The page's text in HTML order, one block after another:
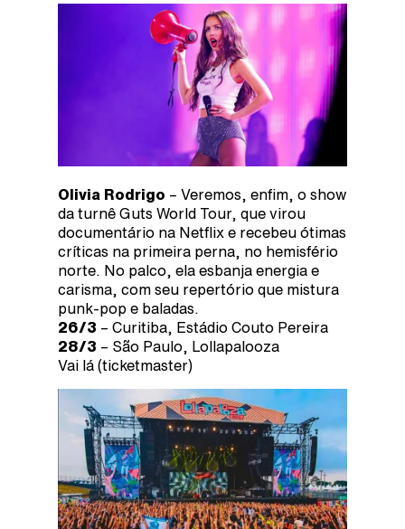
Olivia Rodrigo – Veremos, enfim, o show
da turnê Guts World Tour, que virou
documentário na Netflix e recebeu ótimas
críticas na primeira perna, no hemisfério
norte. No palco, ela esbanja energia e
carisma, com seu repertório que mistura
punk-pop e baladas.
26/3 ­– Curitiba, Estádio Couto Pereira
28/3 – São Paulo, Lollapalooza
Vai lá (ticketmaster)